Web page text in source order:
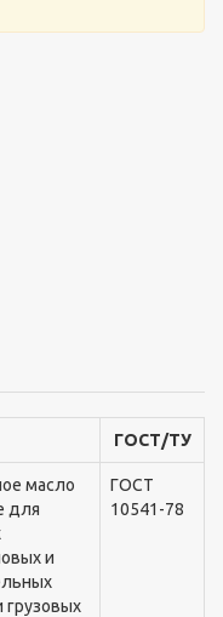
ГОСТ/ТУ
масло
для
и
грузовыx
ГОСТ
10541-78